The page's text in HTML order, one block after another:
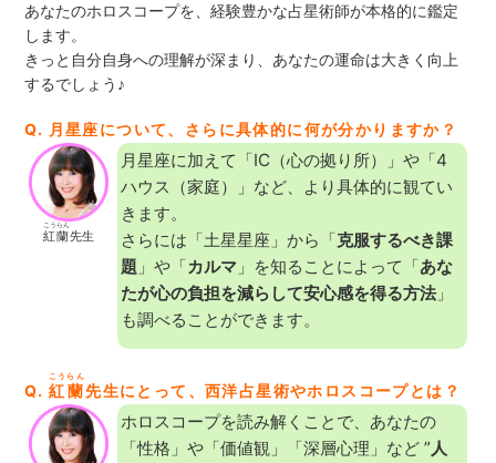
あなたのホロスコープを、経験豊かな占星術師が本格的に鑑定
します。
きっと自分自身への理解が深まり、あなたの運命は大きく向上
するでしょう♪
Q. 月星座について、さらに具体的に何が分かりますか？
紅蘭
こうらん
先生
月星座に加えて「IC（心の拠り所）」や「4
ハウス（家庭）」など、より具体的に観てい
きます。
さらには「土星星座」から「克服するべき課
題 」や「カルマ 」を知ることによって「あな
たが心の負担を減らして安心感を得る方法」
も調べることができます。
Q. 紅蘭
こうらん
先生にとって、西洋占星術やホロスコープとは？
ホロスコープを読み解くことで、あなたの
「性格」や「価値観」「深層心理」など ”人